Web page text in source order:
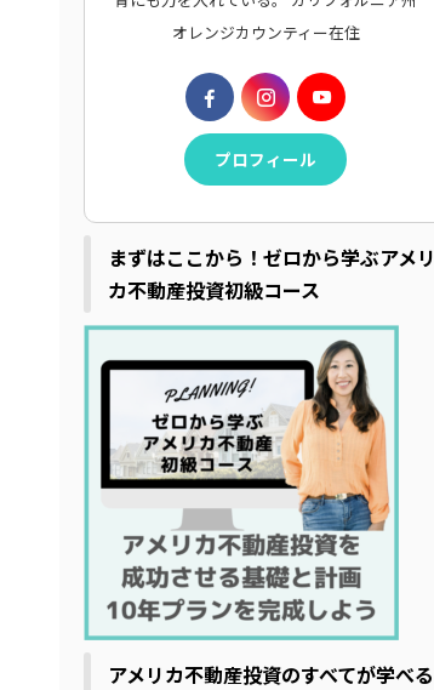
オレンジカウンティー在住
プロフィール
まずはここから！ゼロから学ぶアメリ
カ不動産投資初級コース
アメリカ不動産投資のすべてが学べる